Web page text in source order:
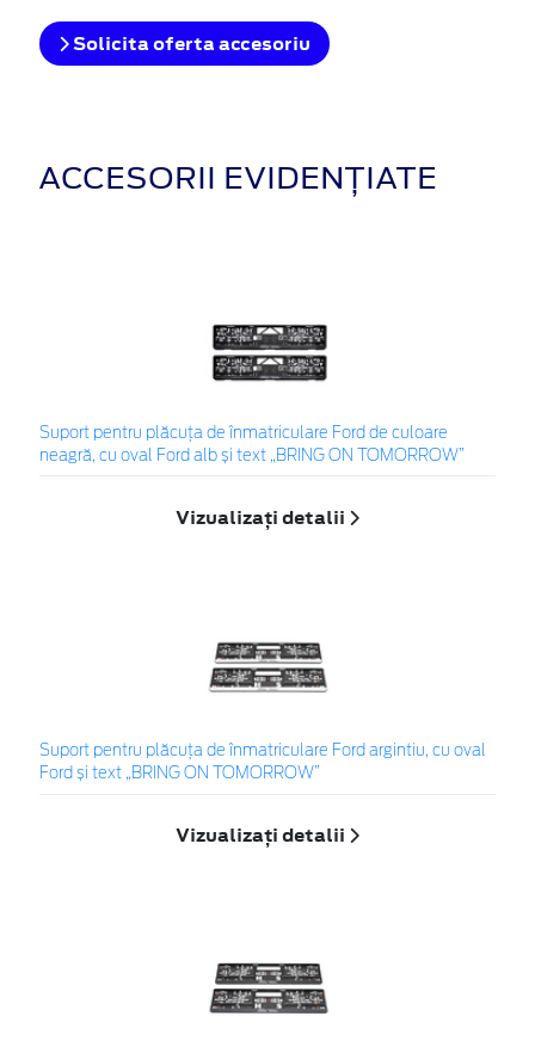
Solicita oferta accesoriu
ACCESORII EVIDENȚIATE
Suport pentru plăcuța de înmatriculare Ford de culoare
neagră, cu oval Ford alb și text „BRING ON TOMORROW”
Vizualizați detalii
Suport pentru plăcuța de înmatriculare Ford argintiu, cu oval
Ford și text „BRING ON TOMORROW”
Vizualizați detalii